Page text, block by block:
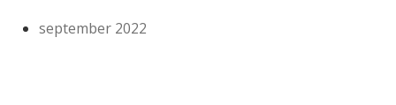
september 2022